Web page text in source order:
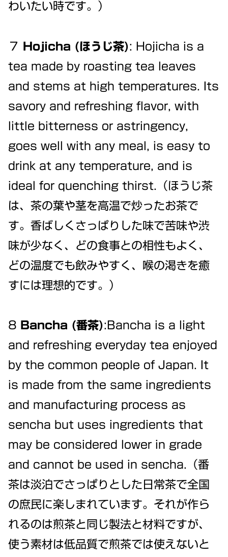
わいたい時です。）
７ Hojicha (ほうじ茶): Hojicha is a
tea made by roasting tea leaves
and stems at high temperatures. Its
savory and refreshing flavor, with
little bitterness or astringency,
goes well with any meal, is easy to
drink at any temperature, and is
ideal for quenching thirst.（ほうじ茶
は、茶の葉や茎を高温で炒ったお茶で
す。香ばしくさっぱりした味で苦味や渋
味が少なく、どの食事との相性もよく、
どの温度でも飲みやすく、喉の渇きを癒
すには理想的です。）
8 Bancha (番茶):Bancha is a light
and refreshing everyday tea enjoyed
by the common people of Japan. It
is made from the same ingredients
and manufacturing process as
sencha but uses ingredients that
may be considered lower in grade
and cannot be used in sencha.（番
茶は淡泊でさっぱりとした日常茶で全国
の庶民に楽しまれています。それが作ら
れるのは煎茶と同じ製法と材料ですが、
使う素材は低品質で煎茶では使えないと